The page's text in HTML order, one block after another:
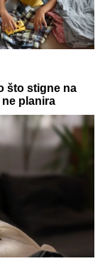
Broćić
da je gura s
je
težak
od nje: